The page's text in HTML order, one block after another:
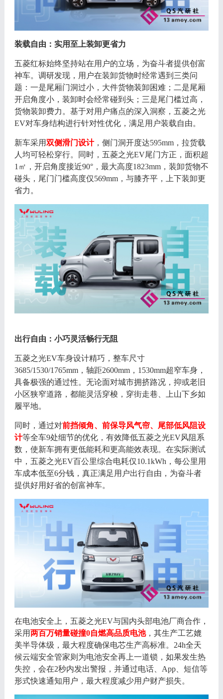
装载自由：实用至上装卸更省力
五菱红标始终坚持站在用户的立场，为奋斗者提供创富
神车。调研发现，用户在装卸货物时经常遇到三类问
题：一是尾厢门洞过小，大件货物装卸困难；二是尾厢
开启角度小，装卸时会经常碰到头；三是尾门槛过高，
货物装卸费力。基于对用户痛点的深入洞察，五菱之光
EV对车身结构进行针对性优化，满足用户装载自由。
新车采用双侧滑门设计，侧门洞开度达595mm， 拉货载
人均可轻松穿行。同时，五菱之光EV尾门方正，面积超
1㎡，开启角度接近90°，最大高度1823mm，装卸货物不
碰头，尾门门槛高度仅569mm，与膝齐平，上下装卸更
省力。
出行自由：小巧灵活畅行无阻
五菱之光EV车身设计精巧，整车尺寸
3685/1530/1765mm，轴距2600mm，1530mm超窄车身，
具备极强的通过性。无论面对城市拥挤路况，抑或老旧
小区狭窄道路，都能灵活穿梭，穿街走巷、上山下乡如
履平地。
同时，通过对前挡倾角、前保导风气帘、尾部低风阻设
计等全车9处细节的优化， 有效降低五菱之光EV风阻系
数 ， 使新车拥有更低能耗和更高能效表现。在实际测试
中，五菱之光EV百公里综合电耗仅10.1kWh，每公里用
车成本低至6分钱，真正满足用户出行自由，为奋斗者
提供好用好省的创富神车。
在电池安全上，五菱之光EV与国内头部电池厂商合作，
采用两百万销量碰撞0自燃高品质电池，其生产工艺媲
美半导体级，最大程度确保电芯生产高标准。 24h全天
候云端安全管家则为电池安全再上一道锁，如果发生热
失控，会在2秒内发出警报，并通过电话、App、短信等
形式快速通知用户，最大程度减少用户财产损失。